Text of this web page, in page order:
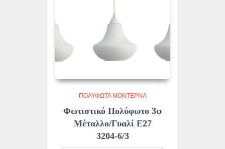
ΠΟΛΎΦΩΤΑ ΜΟΝΤΈΡΝΑ
Φωτιστικό Πολύφωτο 3φ
Μέταλλο/Γυαλί Ε27
3204-6/3